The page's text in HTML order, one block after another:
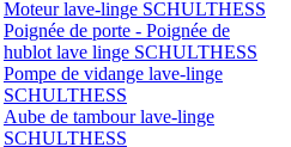
Moteur lave-linge SCHULTHESS
Poignée de porte - Poignée de
hublot lave linge SCHULTHESS
Pompe de vidange lave-linge
SCHULTHESS
Aube de tambour lave-linge
SCHULTHESS